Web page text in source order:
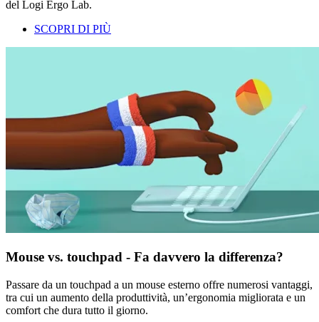
del Logi Ergo Lab.
SCOPRI DI PIÙ
Mouse vs. touchpad - Fa davvero la differenza?
Passare da un touchpad a un mouse esterno offre numerosi vantaggi,
tra cui un aumento della produttività, un’ergonomia migliorata e un
comfort che dura tutto il giorno.